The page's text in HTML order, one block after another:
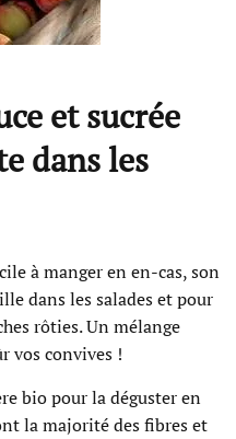
et sucrée
dans les
à manger en en-cas, son
dans les salades et pour
rôties. Un mélange
vos convives !
bio pour la déguster en
la majorité des fibres et